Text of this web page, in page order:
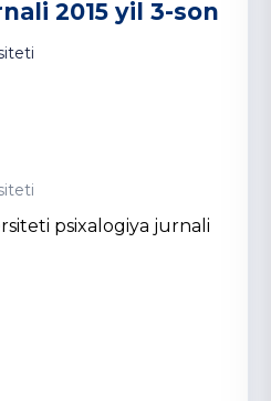
2015 yil 3-son
psixalogiya jurnali